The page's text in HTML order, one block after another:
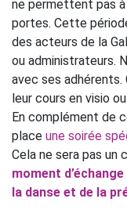
ne permettent pas à
portes. Cette
des acteurs de la
ou administrateurs.
avec ses
leur cours en visio
En complément de
place une soirée
Cela ne sera pas un
moment
la danse et de la